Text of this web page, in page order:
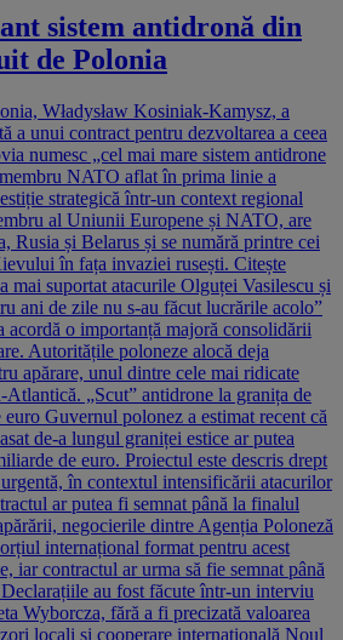
sistem antidronă din
de Polonia
Władysław Kosiniak-Kamysz, a
a unui contract pentru dezvoltarea a ceea
numesc „cel mai mare sistem antidrone
NATO aflat în prima linie a
strategică într-un context regional
al Uniunii Europene și NATO, are
Rusia și Belarus și se numără printre cei
în fața invaziei rusești. Citește
mai suportat atacurile Olguței Vasilescu și
ani de zile nu s-au făcut lucrările acolo”
acordă o importanță majoră consolidării
Autoritățile poloneze alocă deja
apărare, unul dintre cele mai ridicate
„Scut” antidrone la granița de
Guvernul polonez a estimat recent că
de-a lungul graniței estice ar putea
de euro. Proiectul este descris drept
în contextul intensificării atacurilor
ar putea fi semnat până la finalul
negocierile dintre Agenția Poloneză
internațional format pentru acest
iar contractul ar urma să fie semnat până
au fost făcute într-un interviu
Wyborcza, fără a fi precizată valoarea
locali și cooperare internațională Noul